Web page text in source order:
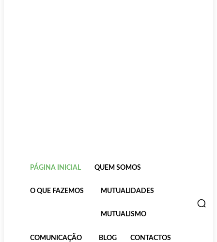
PÁGINA INICIAL QUEM SOMOS
O QUE FAZEMOS MUTUALIDADES
MUTUALISMO
COMUNICAÇÃO BLOG CONTACTOS